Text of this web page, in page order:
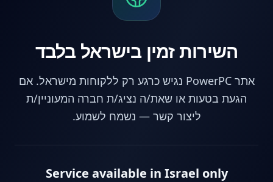
השירות זמין בישראל בלבד
אתר PowerPC נגיש כרגע רק ללקוחות מישראל. אם
הגעת בטעות או שאת/ה נציג/ת חברה המעוניין/ת
ליצור קשר — נשמח לשמוע.
Service available in Israel only